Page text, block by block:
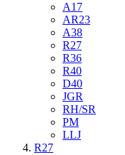
A17
AR23
A38
R27
R36
R40
D40
JGR
RH/SR
PM
LLJ
R27